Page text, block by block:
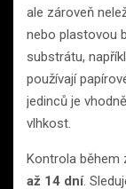
ale zároveň
nebo plastovou
substrátu,
používají
jedinců je
vlhkost.
Kontrola během
až 14 dní.